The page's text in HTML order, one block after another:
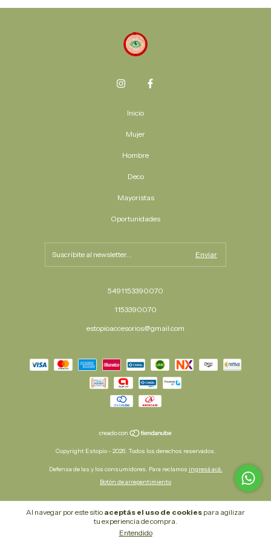
Al navegar por este sitio aceptás el uso de cookies para agilizar
tu experiencia de compra.
Entendido
Inicio
Mujer
Hombre
Deco
Mayoristas
Oportunidades
5491153390070
1153390070
estopioaccesorios@gmail.com
Copyright Estopio - 2026. Todos los derechos reservados.
Defensa de las y los consumidores. Para reclamos ingresá acá.
Botón de arrepentimiento